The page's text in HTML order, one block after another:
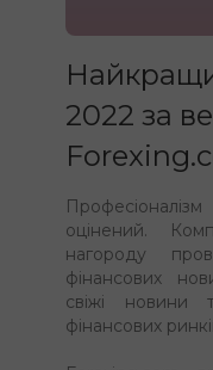
2022 за
оцінений.
нагороду
фінансових
свіжі новини
фінансових